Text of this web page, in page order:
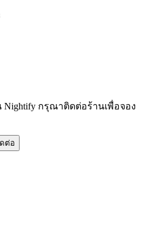
กรุณาติดต่อร้านเพื่อจอง
ต่อ